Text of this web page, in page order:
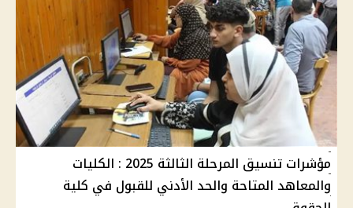
مؤشرات تنسيق المرحلة الثالثة 2025 : الكليات
والمعاهد المتاحة والحد الأدني للقبول في كلية